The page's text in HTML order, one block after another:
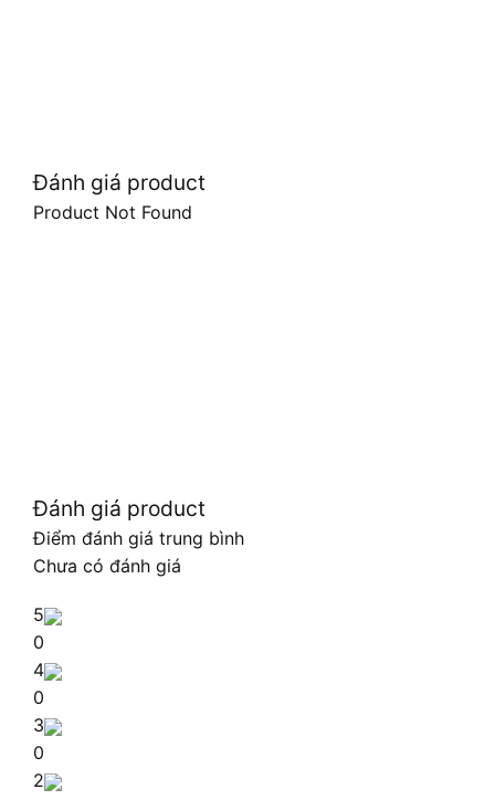
Đánh giá product
Product Not Found
Đánh giá product
Điểm đánh giá trung bình
Chưa có đánh giá
5
0
4
0
3
0
2